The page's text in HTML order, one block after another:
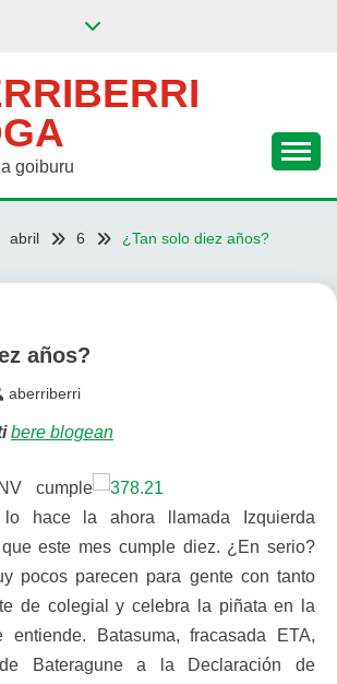
goiburu
abril 6 ¿Tan solo diez años?
años?
aberriberri
bere blogean
cumple
lo hace la ahora llamada Izquierda
que este mes cumple diez. ¿En serio?
pocos parecen para gente con tanto
de colegial y celebra la piñata en la
entiende. Batasuma, fracasada ETA,
Bateragune a la Declaración de